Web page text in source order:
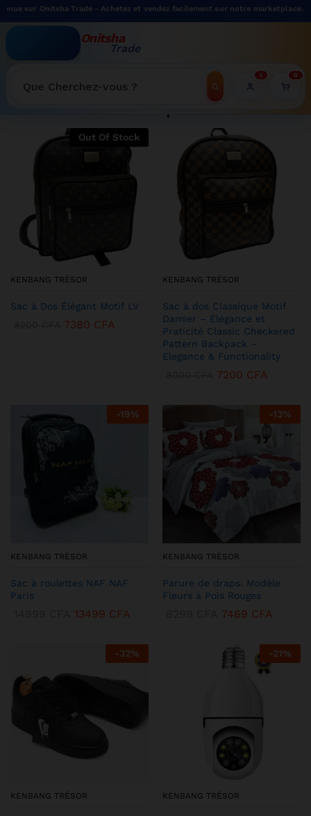
Trade - Achetez et vendez facilement sur notre marketplace.
Onitsha
Trade
Recherche
1 0
WELCOME TO ONITSHATRADE ONLINE SHOP
Out Of Stock
KENBANG TRÉSOR
Sac à Dos Élégant Motif LV
7380 CFA
KENBANG TRÉSOR
Sac à dos Classique Motif
Damier – Élégance et
Praticité Classic Checkered
Pattern Backpack –
Elegance & Functionality
7200 CFA
-19%
KENBANG TRÉSOR
Sac à roulettes NAF NAF
Paris
13499 CFA
-13%
KENBANG TRÉSOR
Parure de draps. Modèle
Fleurs à Pois Rouges
7469 CFA
-32%
KENBANG TRÉSOR
-21%
KENBANG TRÉSOR